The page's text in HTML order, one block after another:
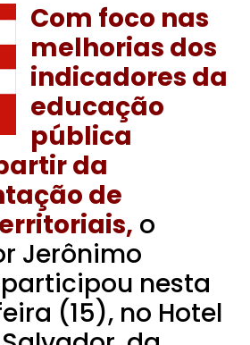
Com foco nas
melhorias dos
indicadores da
educação
pública
da
de
o
Jerônimo
nesta
(15), no Hotel